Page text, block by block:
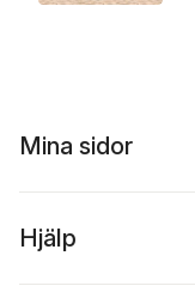
Mina sidor
Hjälp